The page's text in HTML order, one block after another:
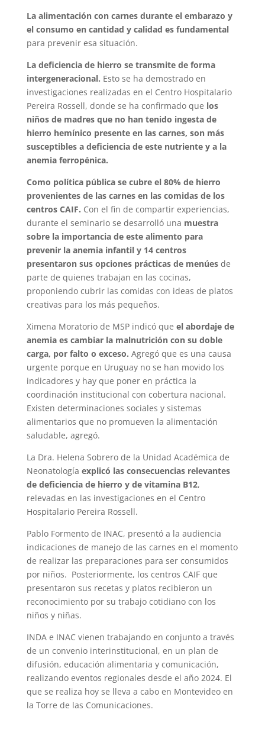
La alimentación con carnes durante el embarazo y
el consumo en cantidad y calidad es fundamental
para prevenir esa situación.
La deficiencia de hierro se transmite de forma
intergeneracional. Esto se ha demostrado en
investigaciones realizadas en el Centro Hospitalario
Pereira Rossell, donde se ha confirmado que los
niños de madres que no han tenido ingesta de
hierro hemínico presente en las carnes, son más
susceptibles a deficiencia de este nutriente y a la
anemia ferropénica.
Como política pública se cubre el 80% de hierro
provenientes de las carnes en las comidas de los
centros CAIF. Con el fin de compartir experiencias,
durante el seminario se desarrolló una muestra
sobre la importancia de este alimento para
prevenir la anemia infantil y 14 centros
presentaron sus opciones prácticas de menúesde
parte de quienes trabajan en las cocinas,
proponiendo cubrir las comidas con ideas de platos
creativas para los más pequeños.
Ximena Moratorio de MSP indicó que el abordaje de
anemia es cambiar la malnutrición con su doble
carga, por falto o exceso. Agregó que es una causa
urgente porque en Uruguay no se han movido los
indicadores y hay que poner en práctica la
coordinación institucional con cobertura nacional.
Existen determinaciones sociales y sistemas
alimentarios que no promueven la alimentación
saludable, agregó.
La Dra. Helena Sobrero de la Unidad Académica de
Neonatología explicó las consecuencias relevantes
de deficiencia de hierro y de vitamina B12,
relevadas en las investigaciones en el Centro
Hospitalario Pereira Rossell.
Pablo Formento de INAC, presentó a la audiencia
indicaciones de manejo de las carnes en el momento
de realizar las preparaciones para ser consumidos
por niños. Posteriormente, los centros CAIF que
presentaron sus recetas y platos recibieron un
reconocimiento por su trabajo cotidiano con los
niños y niñas.
INDA e INAC vienen trabajando en conjunto a través
de un convenio interinstitucional, en un plan de
difusión, educación alimentaria y comunicación,
realizando eventos regionales desde el año 2024. El
que se realiza hoy se lleva a cabo en Montevideo en
la Torre de las Comunicaciones.